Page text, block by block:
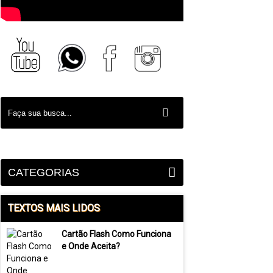
CATEGORIAS
TEXTOS MAIS LIDOS
Cartão Flash Como Funciona
e Onde Aceita?